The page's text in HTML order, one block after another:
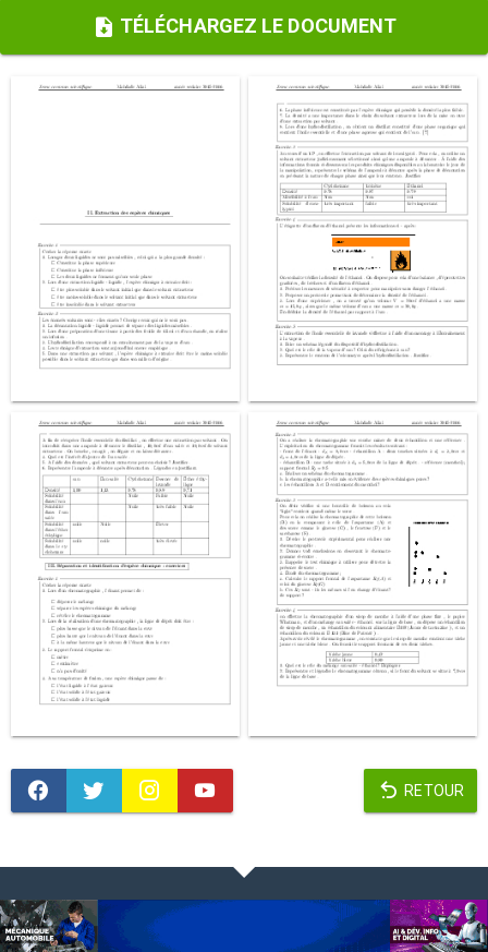
TÉLÉCHARGEZ LE DOCUMENT
RETOUR